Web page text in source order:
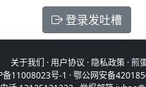
登录发吐槽
关于我们 ·用户协议 · 隐私政策·煎
备11008023号-1 ·鄂公网安备